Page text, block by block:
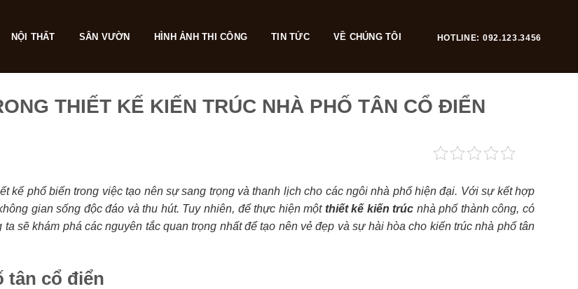
NỘI THẤT SÂN VƯỜN HÌNH ẢNH THI CÔNG TIN TỨC VỀ CHÚNG TÔI HOTLINE: 092.123.3456
THIẾT KẾ KIẾN TRÚC NHÀ PHỐ TÂN CỔ ĐIỂN
kế phổ biến trong việc tạo nên sự sang trọng và thanh lịch cho các ngôi nhà phố hiện đại. Với sự kết hợp
gian sống độc đáo và thu hút. Tuy nhiên, để thực hiện một thiết kế kiến trúc nhà phố thành công, có
sẽ khám phá các nguyên tắc quan trọng nhất để tạo nên vẻ đẹp và sự hài hòa cho kiến trúc nhà phố tân
tân cổ điển